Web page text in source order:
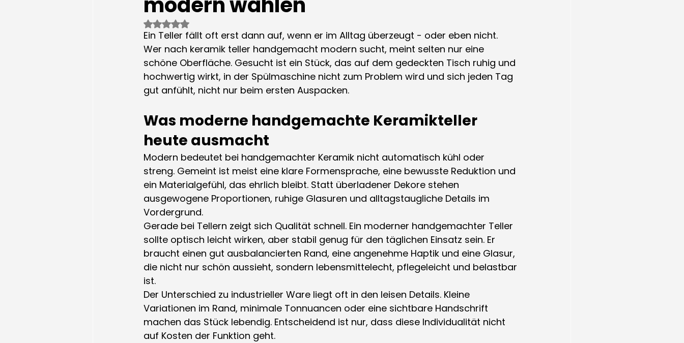
Mit NaN von 5 Sternen bewertet.
Ein Teller fällt oft erst dann auf, wenn er im Alltag überzeugt - oder eben nicht.
Wer nach keramik teller handgemacht modern sucht, meint selten nur eine
schöne Oberfläche. Gesucht ist ein Stück, das auf dem gedeckten Tisch ruhig und
hochwertig wirkt, in der Spülmaschine nicht zum Problem wird und sich jeden Tag
gut anfühlt, nicht nur beim ersten Auspacken.
Was moderne handgemachte Keramikteller
heute ausmacht
Modern bedeutet bei handgemachter Keramik nicht automatisch kühl oder
streng. Gemeint ist meist eine klare Formensprache, eine bewusste Reduktion und
ein Materialgefühl, das ehrlich bleibt. Statt überladener Dekore stehen
ausgewogene Proportionen, ruhige Glasuren und alltagstaugliche Details im
Vordergrund.
Gerade bei Tellern zeigt sich Qualität schnell. Ein moderner handgemachter Teller
sollte optisch leicht wirken, aber stabil genug für den täglichen Einsatz sein. Er
braucht einen gut ausbalancierten Rand, eine angenehme Haptik und eine Glasur,
die nicht nur schön aussieht, sondern lebensmittelecht, pflegeleicht und belastbar
ist.
Der Unterschied zu industrieller Ware liegt oft in den leisen Details. Kleine
Variationen im Rand, minimale Tonnuancen oder eine sichtbare Handschrift
machen das Stück lebendig. Entscheidend ist nur, dass diese Individualität nicht
auf Kosten der Funktion geht.